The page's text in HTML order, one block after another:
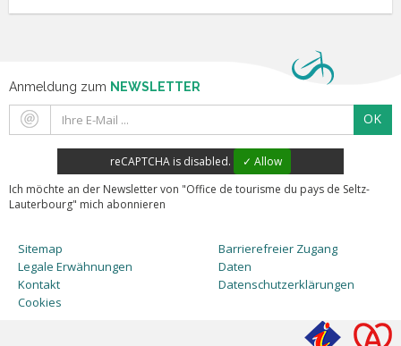
Anmeldung zum NEWSLETTER
OK
reCAPTCHA is disabled.
✓ Allow
Ich möchte an der Newsletter von "Office de tourisme du pays de Seltz-
Lauterbourg" mich abonnieren
Sitemap
Barrierefreier Zugang
Legale Erwähnungen
Daten
Kontakt
Datenschutzerklärungen
Cookies